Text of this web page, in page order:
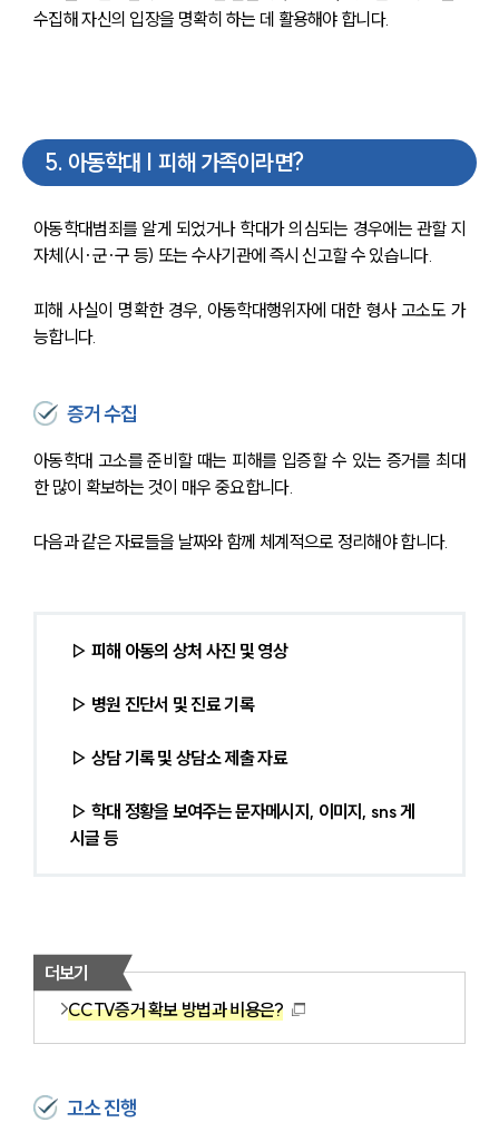
수집해 자신의 입장을 명확히 하는 데 활용해야 합니다.
5. 아동학대 | 피해 가족이라면?
아동학대범죄를 알게 되었거나 학대가 의심되는 경우에는 관할 지
자체(시·군·구 등) 또는 수사기관에 즉시 신고할 수 있습니다.
피해 사실이 명확한 경우, 아동학대행위자에 대한 형사 고소도 가
능합니다.
증거 수집
아동학대 고소를 준비할 때는 피해를 입증할 수 있는 증거를 최대
한 많이 확보하는 것이 매우 중요합니다.
다음과 같은 자료들을 날짜와 함께 체계적으로 정리해야 합니다.
▷ 피해 아동의 상처 사진 및 영상
▷ 병원 진단서 및 진료 기록
▷ 상담 기록 및 상담소 제출 자료
▷ 학대 정황을 보여주는 문자메시지, 이미지, sns 게
시글 등
더보기
CCTV증거 확보 방법과 비용은?
고소 진행